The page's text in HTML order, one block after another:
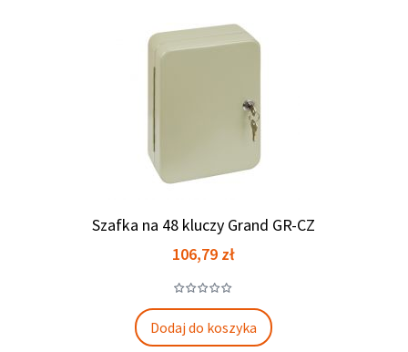
Szafka na 48 kluczy Grand GR-CZ
Cena
106,79 zł
Dodaj do koszyka